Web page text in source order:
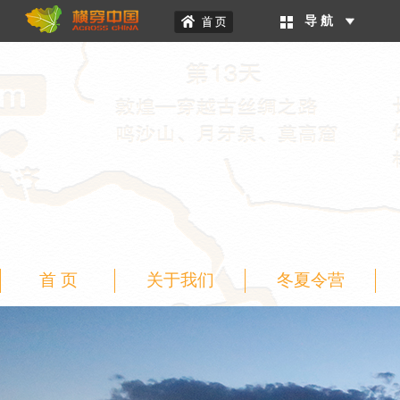
导 航
首 页 关于我们 冬夏令营
二级页面banner